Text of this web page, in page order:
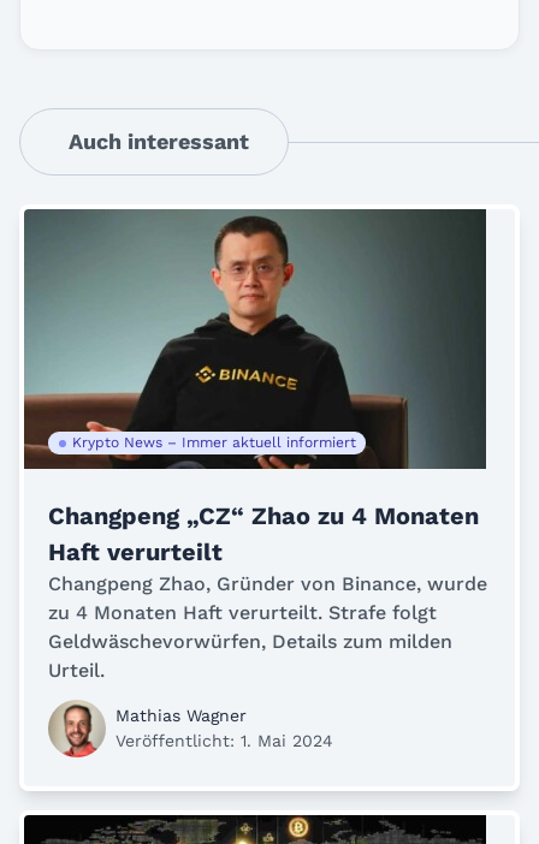
Auch interessant
Krypto News – Immer aktuell informiert
Changpeng „CZ“ Zhao zu 4 Monaten
Haft verurteilt
Changpeng Zhao, Gründer von Binance, wurde
zu 4 Monaten Haft verurteilt. Strafe folgt
Geldwäschevorwürfen, Details zum milden
Urteil.
Mathias Wagner
Veröffentlicht: 1. Mai 2024